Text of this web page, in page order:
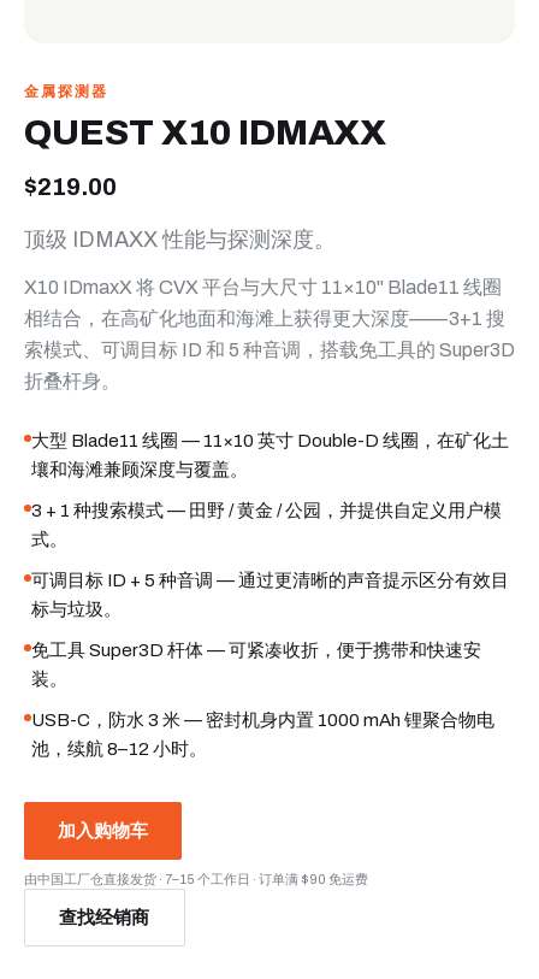
金属探测器
QUEST X10 IDMAXX
$219.00
顶级 IDMAXX 性能与探测深度。
X10 IDmaxX 将 CVX 平台与大尺寸 11×10" Blade11 线圈
相结合，在高矿化地面和海滩上获得更大深度——3+1 搜
索模式、可调目标 ID 和 5 种音调，搭载免工具的 Super3D
折叠杆身。
大型 Blade11 线圈 — 11×10 英寸 Double-D 线圈，在矿化土
壤和海滩兼顾深度与覆盖。
3 + 1 种搜索模式 — 田野 / 黄金 / 公园，并提供自定义用户模
式。
可调目标 ID + 5 种音调 — 通过更清晰的声音提示区分有效目
标与垃圾。
免工具 Super3D 杆体 — 可紧凑收折，便于携带和快速安
装。
USB-C，防水 3 米 — 密封机身内置 1000 mAh 锂聚合物电
池，续航 8–12 小时。
加入购物车
由中国工厂仓直接发货 · 7–15 个工作日 · 订单满 $90 免运费
查找经销商